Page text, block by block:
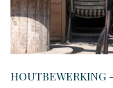
HOUTBEWERKING